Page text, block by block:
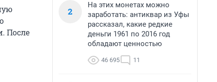
После
2
На этих монетах можно
заработать: антиквар из Уфы
рассказал, какие редкие
деньги 1961 по 2016 год
обладают ценностью
46 695 11